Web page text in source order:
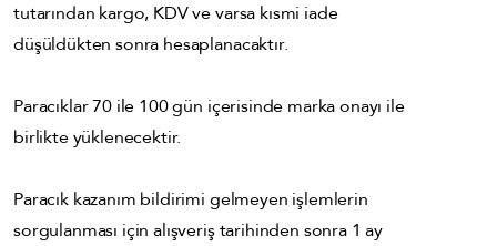
tutarından kargo, KDV ve varsa kısmi iade
düşüldükten sonra hesaplanacaktır.
Paracıklar 70 ile 100 gün içerisinde marka onayı ile
birlikte yüklenecektir.
Paracık kazanım bildirimi gelmeyen işlemlerin
sorgulanması için alışveriş tarihinden sonra 1 ay